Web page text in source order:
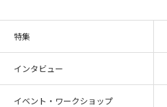
特集
インタビュー
イベント・ワークショップ